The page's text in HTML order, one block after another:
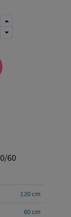
v
Tato
páteře.
masážní
60
120 cm
60 cm